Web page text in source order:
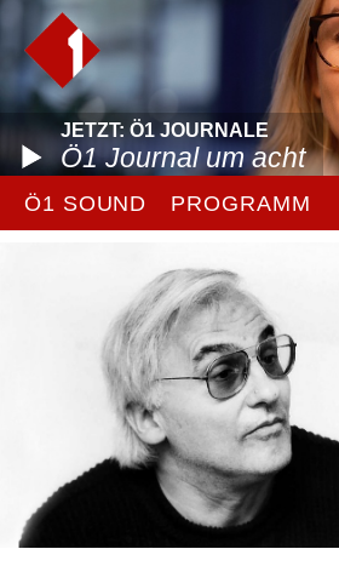
JETZT: Ö1 JOURNALE
Ö1 Journal um acht
Ö1 SOUND PROGRAMM